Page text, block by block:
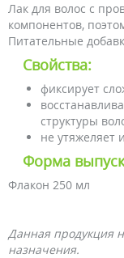
Лак для волос с
компонентов,
Питательные
Свойства:
фиксирует
структуры
не утяжеляет
Форма
Флакон 250 мл
Данная продукция
назначения.